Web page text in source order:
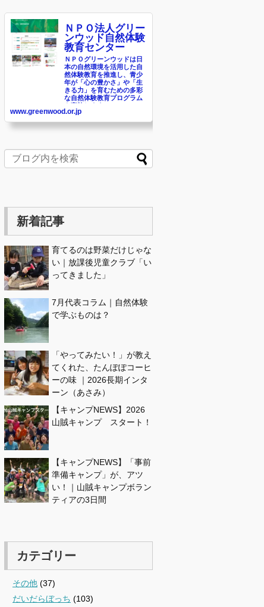
ＮＰＯ法人グリー
ンウッド自然体験
教育センター
ＮＰＯグリーンウッドは日
本の自然環境を活用した自
然体験教育を推進し、青少
年が「心の豊かさ」や「生
きる力」を育むための多彩
な自然体験教育プログラム
を実施します。
www.greenwood.or.jp
新着記事
育てるのは野菜だけじゃな
い｜放課後児童クラブ「い
ってきました」
7月代表コラム｜自然体験
で学ぶものは？
「やってみたい！」が教え
てくれた、たんぽぽコーヒ
ーの味 ｜2026長期インタ
ーン（あさみ）
【キャンプNEWS】2026
山賊キャンプ スタート！
【キャンプNEWS】「事前
準備キャンプ」が、アツ
い！｜山賊キャンプボラン
ティアの3日間
カテゴリー
その他 (37)
だいだらぼっち (103)